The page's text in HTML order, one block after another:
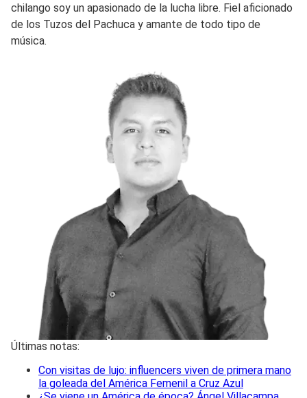
chilango soy un apasionado de la lucha libre. Fiel aficionado
de los Tuzos del Pachuca y amante de todo tipo de
música.
Últimas notas:
Con visitas de lujo: influencers viven de primera mano
la goleada del América Femenil a Cruz Azul